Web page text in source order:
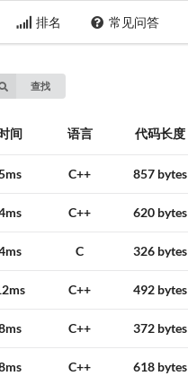
排名 常见问答
查找
间 语言 代码长度
C++ 857 bytes
C++ 620 bytes
C 326 bytes
C++ 492 bytes
C++ 372 bytes
C++ 618 bytes